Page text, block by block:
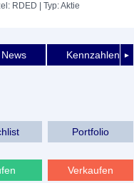
RDED | Typ: Aktie
►
News Kennzahlen
Portfolio
Verkaufen